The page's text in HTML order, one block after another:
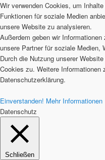
Wir verwenden Cookies, um
Funktionen für soziale Medien
unsere Website zu analysieren.
Außerdem geben wir
unsere Partner für soziale Medien,
Durch die Nutzung unserer
Cookies zu. Weitere Informationen
Datenschutzerklärung.
Einverstanden! Mehr Informationen
Datenschutz
Schließen